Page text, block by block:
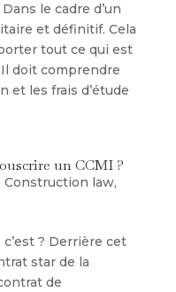
le cadre d’un
et définitif. Cela
tout ce qui est
doit comprendre
et les frais d’étude
un CCMI ?
Construction law,
c’est ? Derrière cet
star de la
de